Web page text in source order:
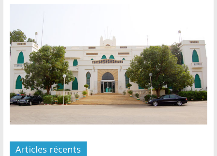
Articles récents